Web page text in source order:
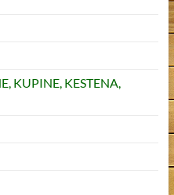
KUPINE, KESTENA,